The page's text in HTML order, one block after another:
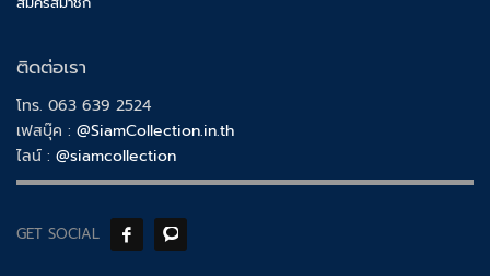
ติดต่อเรา
โทร. 063 639 2524
เฟสบุ๊ค : @SiamCollection.in.th
ไลน์ : @siamcollection
GET SOCIAL